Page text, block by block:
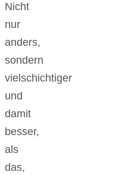
Nicht
nur
anders,
sondern
vielschichtiger
und
damit
besser,
als
das,